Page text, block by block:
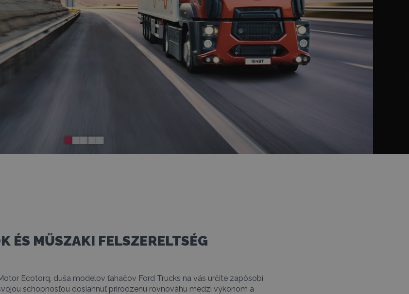
ÉS MŰSZAKI FELSZERELTSÉG
Ecotorq, duša modelov ťahačov Ford Trucks na vás určite zapôsobí
schopnosťou dosiahnuť prirodzenú rovnováhu medzi výkonom a